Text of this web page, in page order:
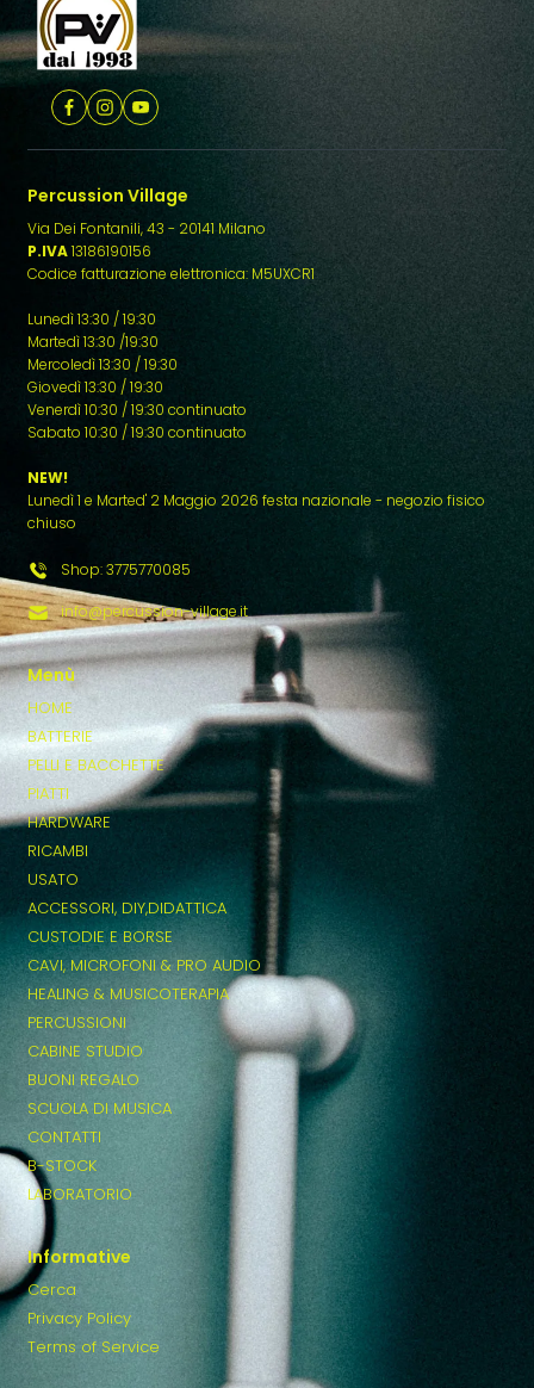
Percussion Village
Via Dei Fontanili, 43 - 20141 Milano
P.IVA13186190156
Codice fatturazione elettronica: M5UXCR1
Lunedì 13:30 / 19:30
Martedì 13:30 /19:30
Mercoledì 13:30 / 19:30
Giovedì 13:30 / 19:30
Venerdì 10:30 / 19:30 continuato
Sabato 10:30 / 19:30 continuato
NEW!
Lunedì 1 e Marted' 2 Maggio 2026 festa nazionale - negozio fisico
chiuso
Shop: 3775770085
info@percussion-village.it
Menù
HOME
BATTERIE
PELLI E BACCHETTE
PIATTI
HARDWARE
RICAMBI
USATO
ACCESSORI, DIY,DIDATTICA
CUSTODIE E BORSE
CAVI, MICROFONI & PRO AUDIO
HEALING & MUSICOTERAPIA
PERCUSSIONI
CABINE STUDIO
BUONI REGALO
SCUOLA DI MUSICA
CONTATTI
B-STOCK
LABORATORIO
Informative
Cerca
Privacy Policy
Terms of Service